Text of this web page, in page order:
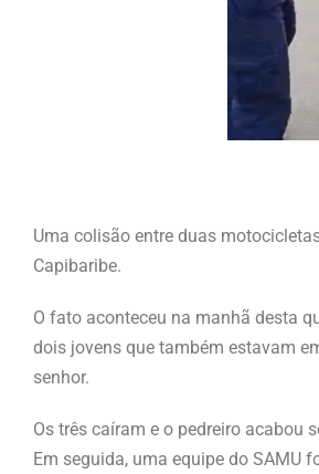
Uma colisão entre duas
Capibaribe.
O fato aconteceu na manhã desta
dois jovens que também estavam
senhor.
Os três caíram e o pedreiro acabou
Em seguida, uma equipe do SAMU